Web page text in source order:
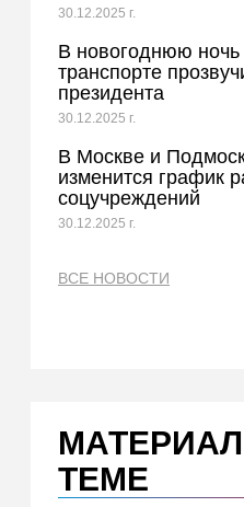
30.12.2025 г.
В новогоднюю ночь
транспорте
президента
30.12.2025 г.
В Москве и
изменится график
соцучреждений
30.12.2025 г.
ВСЕ НОВОСТИ
ТЕМЕ